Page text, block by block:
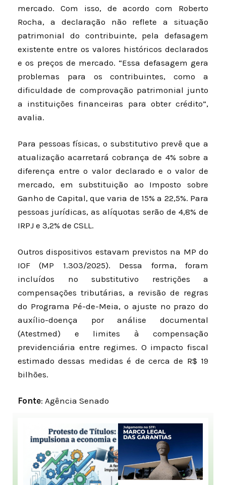
mercado. Com isso, de acordo com Roberto
Rocha, a declaração não reflete a situação
patrimonial do contribuinte, pela defasagem
existente entre os valores históricos declarados
e os preços de mercado. “Essa defasagem gera
problemas para os contribuintes, como a
dificuldade de comprovação patrimonial junto
a instituições financeiras para obter crédito”,
avalia.
Para pessoas físicas, o substitutivo prevê que a
atualização acarretará cobrança de 4% sobre a
diferença entre o valor declarado e o valor de
mercado, em substituição ao Imposto sobre
Ganho de Capital, que varia de 15% a 22,5%. Para
pessoas jurídicas, as alíquotas serão de 4,8% de
IRPJ e 3,2% de CSLL.
Outros dispositivos estavam previstos na MP do
IOF (MP 1.303/2025). Dessa forma, foram
incluídos no substitutivo restrições a
compensações tributárias, a revisão de regras
do Programa Pé-de-Meia, o ajuste no prazo do
auxílio-doença por análise documental
(Atestmed) e limites à compensação
previdenciária entre regimes. O impacto fiscal
estimado dessas medidas é de cerca de R$ 19
bilhões.
Fonte: Agência Senado